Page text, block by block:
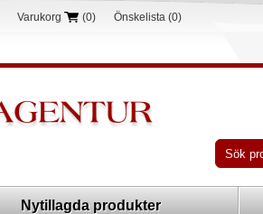
Varukorg (0) Önskelista (0)
Nytillagda produkter